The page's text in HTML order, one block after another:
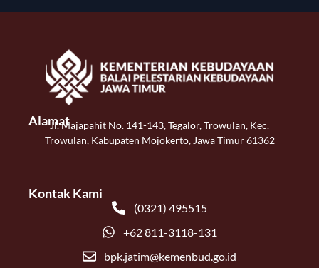
AlamatJl. Majapahit No. 141-143, Tegalor, Trowulan, Kec.
Trowulan, Kabupaten Mojokerto, Jawa Timur 61362
Kontak Kami
(0321) 495515
+62 811-3118-131
bpk.jatim@kemenbud.go.id